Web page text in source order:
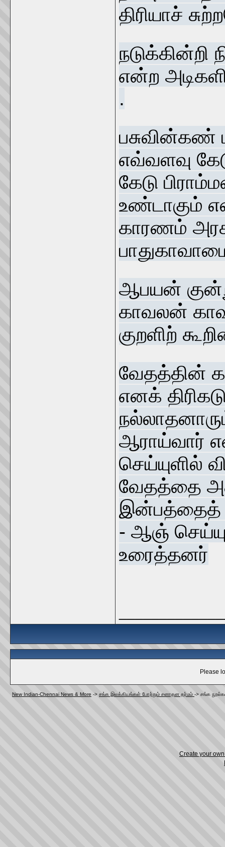
திரியாச்
நடுக்கின்றி
என்ற
.
பசுவின்கண்
எவ்வளவு
கேடு
உண்டாகும்
காரணம்
ஆபயன்
காவலன்
குறளிற்
வேதத்தின்
எனக்
ஆராய்வார்
செய்யுளில்
வேதத்தை
இன்பத்தைத்
- ஆஞ்
உரைத்தனர்
Please
New Indian-Chennai News & More -> சங்க இலக்கியங்கள் போற்றும் சனாதன தர்மம் -> சங்க
Create your